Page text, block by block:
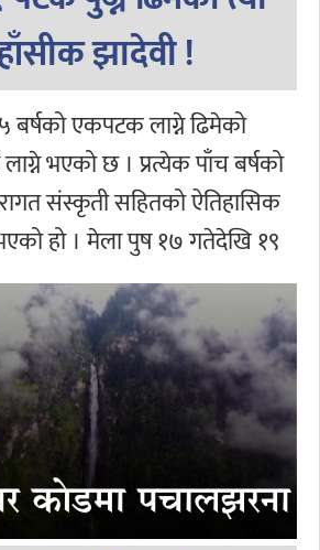
झादेवी !
एकपटक लाग्ने ढिमेको
भएको छ । प्रत्येक पाँच बर्षको
संस्कृती सहितको ऐतिहासिक
हो । मेला पुष १७ गतेदेखि १९